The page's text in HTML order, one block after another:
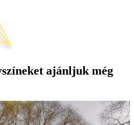
ajánljuk még